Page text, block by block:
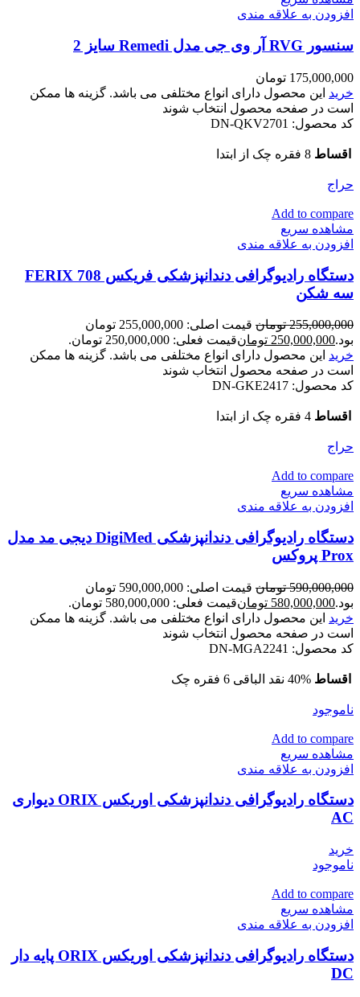
افزودن به علاقه مندی
سنسور RVG آر وی جی مدل Remedi سایز 2
175,000,000 تومان
خرید این محصول دارای انواع مختلفی می باشد. گزینه ها ممکن
است در صفحه محصول انتخاب شوند
کد محصول: DN-QKV2701
اقساط 8 فقره چک از ابتدا
حراج
Add to compare
مشاهده سریع
افزودن به علاقه مندی
دستگاه رادیوگرافی دندانپزشکی فریکس FERIX 708
سه شکن
255,000,000 تومان
قیمت اصلی: 255,000,000 تومان
بود.250,000,000 تومانقیمت فعلی: 250,000,000 تومان.
خرید این محصول دارای انواع مختلفی می باشد. گزینه ها ممکن
است در صفحه محصول انتخاب شوند
کد محصول: DN-GKE2417
اقساط 4 فقره چک از ابتدا
حراج
Add to compare
مشاهده سریع
افزودن به علاقه مندی
دستگاه رادیوگرافی دندانپزشکی DigiMed دیجی مد مدل
Prox پروکس
590,000,000 تومان
قیمت اصلی: 590,000,000 تومان
بود.580,000,000 تومانقیمت فعلی: 580,000,000 تومان.
خرید این محصول دارای انواع مختلفی می باشد. گزینه ها ممکن
است در صفحه محصول انتخاب شوند
کد محصول: DN-MGA2241
اقساط 40% نقد الباقی 6 فقره چک
ناموجود
Add to compare
مشاهده سریع
افزودن به علاقه مندی
دستگاه رادیوگرافی دندانپزشکی اوریکس ORIX دیواری
AC
خرید
ناموجود
Add to compare
مشاهده سریع
افزودن به علاقه مندی
دستگاه رادیوگرافی دندانپزشکی اوریکس ORIX پایه دار
DC